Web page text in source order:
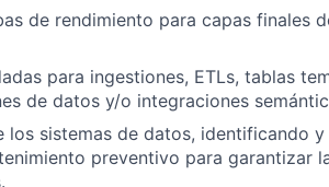
de rendimiento para capas finales
para ingestiones, ETLs, tablas
de datos y/o integraciones
sistemas de datos, identificando
preventivo para garantizar